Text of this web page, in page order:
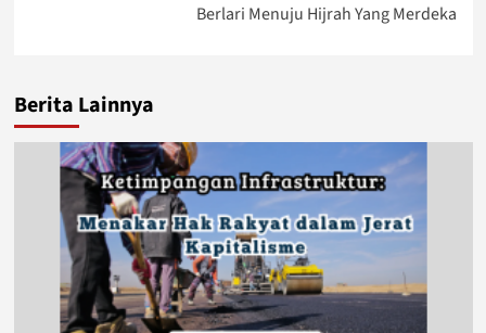
Berlari Menuju Hijrah Yang Merdeka
Berita Lainnya